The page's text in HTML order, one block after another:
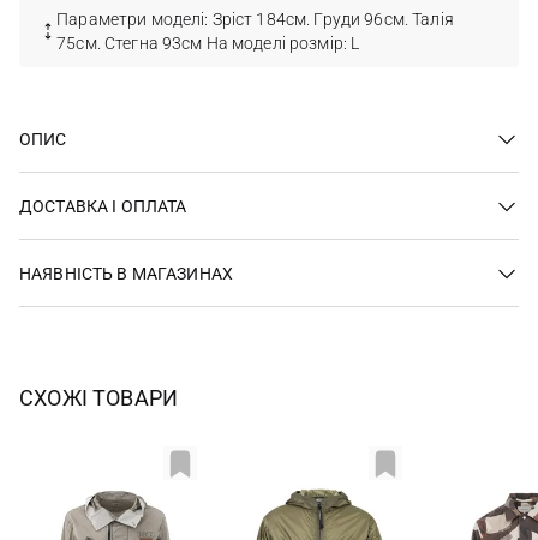
Параметри моделі: Зріст 184см. Груди 96см. Талія
75см. Стегна 93см На моделі розмір: L
ОПИС
ДОСТАВКА І ОПЛАТА
НАЯВНІСТЬ В МАГАЗИНАХ
СХОЖІ ТОВАРИ